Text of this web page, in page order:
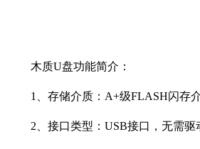
木质U盘功能简介：
1、存储介质：A+级FLASH闪存
2、接口类型：USB接口，无需